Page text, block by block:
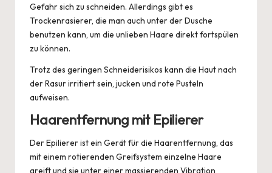
Gefahr sich zu schneiden. Allerdings gibt es
Trockenrasierer, die man auch unter der Dusche
benutzen kann, um die unlieben Haare direkt fortspülen
zu können.
Trotz des geringen Schneiderisikos kann die Haut nach
der Rasur irritiert sein, jucken und rote Pusteln
aufweisen.
Haarentfernung mit Epilierer
Der Epilierer ist ein Gerät für die Haarentfernung, das
mit einem rotierenden Greifsystem einzelne Haare
greift und sie unter einer massierenden Vibration